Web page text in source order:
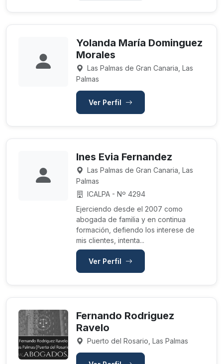
Yolanda María Dominguez
Morales
Las Palmas de Gran Canaria, Las
Palmas
Ver Perfil
Ines Evia Fernandez
Las Palmas de Gran Canaria, Las
Palmas
ICALPA - Nº 4294
Ejerciendo desde el 2007 como
abogada de familia y en continua
formación, defiendo los interese de
mis clientes, intenta...
Ver Perfil
Fernando Rodriguez
Ravelo
Puerto del Rosario, Las Palmas